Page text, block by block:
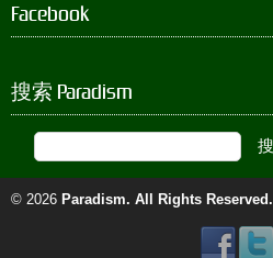
Facebook
搜索 Paradism
© 2026 Paradism. All Rights Reserved.